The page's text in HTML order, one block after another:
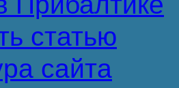
статью
сайта